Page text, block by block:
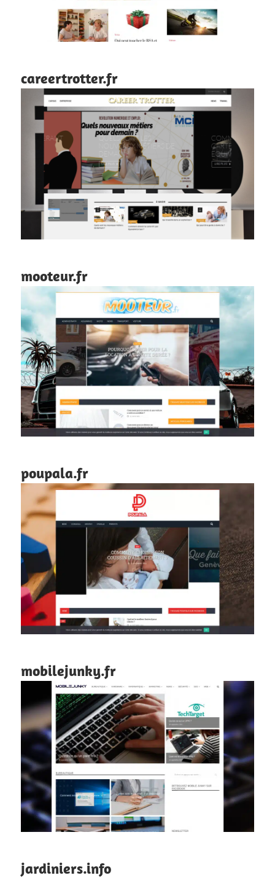
careertrotter.fr
mooteur.fr
poupala.fr
mobilejunky.fr
jardiniers.info